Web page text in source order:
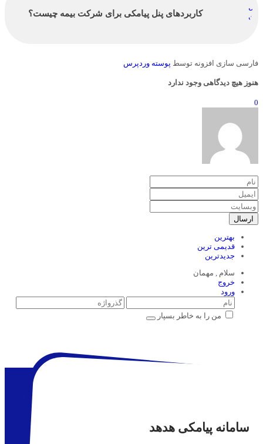
کاربردهای پنل پیامکی برای شرکت بیمه چیست؟
فارسی سازی افزونه توسط پوسته وردپرس
هنوز هیچ دیدگاهی وجود ندارد
0
ارسال
بهترین
قدیمی ترین
جدیدترین
سلام , مهمان
خروج
ورود
من را به خاطر بسپار
سامانه پیامکی هدهد